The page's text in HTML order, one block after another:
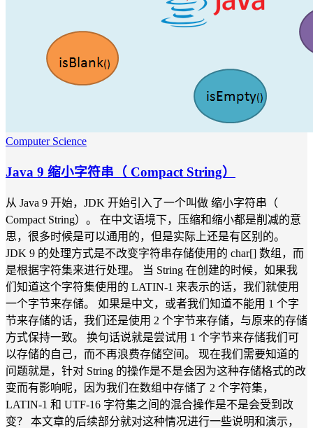
Computer Science
Java 9 缩小字符串（ Compact String）
从 Java 9 开始，JDK 开始引入了一个叫做 缩小字符串（
Compact String）。 在中文语境下，压缩和缩小都是削减的意
思，很多时候是可以通用的，但是实际上还是有区别的。
JDK 9 的处理方式是不改变字符串存储使用的 char[] 数组，而
是根据字符集来进行处理。 当 String 在创建的时候，如果我
们知道这个字符集使用的 LATIN-1 来表示的话，我们就使用
一个字节来存储。 如果是中文，或者我们知道不能用 1 个字
节来存储的话，我们还是使用 2 个字节来存储，与原来的存储
方式保持一致。 换句话说就是尝试用 1 个字节来存储我们可
以存储的自己，而不再浪费存储空间。 现在我们需要知道的
问题就是，针对 String 的操作是不是会因为这种存储格式的改
变而有影响呢，因为我们在数组中存储了 2 个字符集，
LATIN-1 和 UTF-16 字符集之间的混合操作是不是会受到改
变？ 本文章的后续部分就对这种情况进行一些说明和演示，